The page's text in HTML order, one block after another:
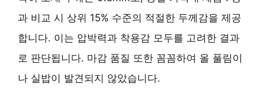
과 비교 시 상위 15% 수준의 적절한 두께감을 제공
합니다. 이는 압박력과 착용감 모두를 고려한 결과
로 판단됩니다. 마감 품질 또한 꼼꼼하여 올 풀림이
나 실밥이 발견되지 않았습니다.